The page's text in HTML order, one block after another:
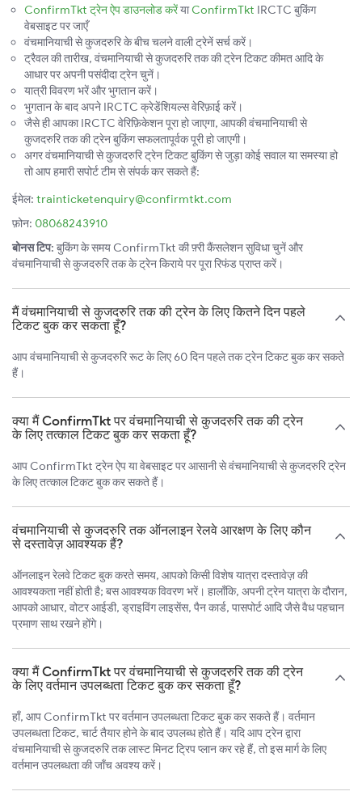
ConfirmTkt ट्रेन ऐप डाउनलोड करेंयाConfirmTkt IRCTC बुकिंग
वेबसाइट पर जाएँ
वंचमानियाची से कुजदरुरि के बीच चलने वाली ट्रेनें सर्च करें।
ट्रैवल की तारीख, वंचमानियाची से कुजदरुरि तक की ट्रेन टिकट कीमत आदि के
आधार पर अपनी पसंदीदा ट्रेन चुनें।
यात्री विवरण भरें और भुगतान करें।
भुगतान के बाद अपने IRCTC क्रेडेंशियल्स वेरिफ़ाई करें।
जैसे ही आपका IRCTC वेरिफ़िकेशन पूरा हो जाएगा, आपकी वंचमानियाची से
कुजदरुरि तक की ट्रेन बुकिंग सफलतापूर्वक पूरी हो जाएगी।
अगर वंचमानियाची से कुजदरुरि ट्रेन टिकट बुकिंग से जुड़ा कोई सवाल या समस्या हो
तो आप हमारी सपोर्ट टीम से संपर्क कर सकते हैं:
ईमेल: trainticketenquiry@confirmtkt.com
फ़ोन: 08068243910
बोनस टिप: बुकिंग के समय ConfirmTkt की फ़्री कैंसलेशन सुविधा चुनें और
वंचमानियाची से कुजदरुरि तक के ट्रेन किराये पर पूरा रिफंड प्राप्त करें।
मैं वंचमानियाची से कुजदरुरि तक की ट्रेन के लिए कितने दिन पहले
टिकट बुक कर सकता हूँ?
आप वंचमानियाची से कुजदरुरि रूट के लिए 60 दिन पहले तक ट्रेन टिकट बुक कर सकते
हैं।
क्या मैं ConfirmTkt पर वंचमानियाची से कुजदरुरि तक की ट्रेन
के लिए तत्काल टिकट बुक कर सकता हूँ?
आप ConfirmTkt ट्रेन ऐप या वेबसाइट पर आसानी से वंचमानियाची से कुजदरुरि ट्रेन
के लिए तत्काल टिकट बुक कर सकते हैं।
वंचमानियाची से कुजदरुरि तक ऑनलाइन रेलवे आरक्षण के लिए कौन
से दस्तावेज़ आवश्यक हैं?
ऑनलाइन रेलवे टिकट बुक करते समय, आपको किसी विशेष यात्रा दस्तावेज़ की
आवश्यकता नहीं होती है; बस आवश्यक विवरण भरें। हालाँकि, अपनी ट्रेन यात्रा के दौरान,
आपको आधार, वोटर आईडी, ड्राइविंग लाइसेंस, पैन कार्ड, पासपोर्ट आदि जैसे वैध पहचान
प्रमाण साथ रखने होंगे।
क्या मैं ConfirmTkt पर वंचमानियाची से कुजदरुरि तक की ट्रेन
के लिए वर्तमान उपलब्धता टिकट बुक कर सकता हूँ?
हाँ, आप ConfirmTkt पर वर्तमान उपलब्धता टिकट बुक कर सकते हैं। वर्तमान
उपलब्धता टिकट, चार्ट तैयार होने के बाद उपलब्ध होते हैं। यदि आप ट्रेन द्वारा
वंचमानियाची से कुजदरुरि तक लास्ट मिनट ट्रिप प्लान कर रहे हैं, तो इस मार्ग के लिए
वर्तमान उपलब्धता की जाँच अवश्य करें।